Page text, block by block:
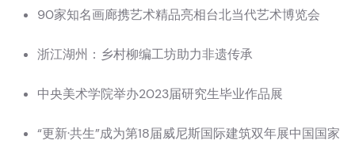
90家知名画廊携艺术精品亮相台北当代艺术博览会
浙江湖州：乡村柳编工坊助力非遗传承
中央美术学院举办2023届研究生毕业作品展
“更新·共生”成为第18届威尼斯国际建筑双年展中国国家